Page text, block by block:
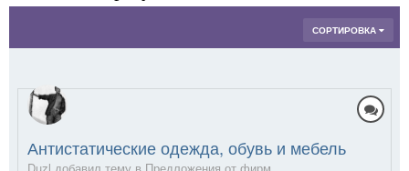
СОРТИРОВКА
Антистатические одежда, обувь и мебель